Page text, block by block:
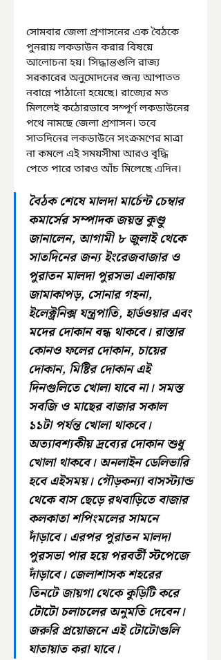
সোমবার জেলা প্রশাসনের এক বৈঠকে
পুনরায় লকডাউন করার বিষয়ে
আলোচনা হয়। সিদ্ধান্তগুলি রাজ্য
সরকারের অনুমোদনের জন্য আপাতত
নবান্নে পাঠানো হয়েছে। রাজ্যের মত
মিললেই কঠোরভাবে সম্পূর্ণ লকডাউনের
পথে নামছে জেলা প্রশাসন। তবে
সাতদিনের লকডাউনে সংক্রমণের মাত্রা
না কমলে এই সময়সীমা আরও বৃদ্ধি
পেতে পারে তারও আঁচ মিলেছে এদিন।
বৈঠক শেষে মালদা মার্চেন্ট চেম্বার
কমার্সের সম্পাদক জয়ন্ত কুণ্ডু
জানালেন, আগামী ৮ জুলাই থেকে
সাতদিনের জন্য ইংরেজবাজার ও
পুরাতন মালদা পুরসভা এলাকায়
জামাকাপড়, সোনার গহনা,
ইলেক্ট্রনিক্স যন্ত্রপাতি, হার্ডওয়ার এবং
মদের দোকান বন্ধ থাকবে। রাস্তার
কোনও ফলের দোকান, চায়ের
দোকান, মিষ্টির দোকান এই
দিনগুলিতে খোলা যাবে না। সমস্ত
সবজি ও মাছের বাজার সকাল
১১টা পর্যন্ত খোলা থাকবে।
অত্যাবশ্যকীয় দ্রব্যের দোকান শুধু
খোলা থাকবে। অনলাইন ডেলিভারি
হবে এইসময়। গৌড়কন্যা বাসস্ট্যান্ড
থেকে বাস ছেড়ে রথবাড়িতে বাজার
কলকাতা শপিংমলের সামনে
দাঁড়াবে। এরপর পুরাতন মালদা
পুরসভা পার হয়ে পরবর্তী স্টপেজে
দাঁড়াবে। জেলাশাসক শহরের
তিনটে জায়গা থেকে কুড়িটি করে
টোটো চলাচলের অনুমতি দেবেন।
জরুরি প্রয়োজনে এই টোটোগুলি
যাতায়াত করা যাবে।